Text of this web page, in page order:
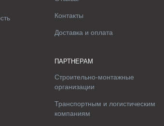
Контакты
Доставка и оплата
ПАРТНЕРАМ
Строительно-монтажные
организации
Транспортным и логистическим
компаниям